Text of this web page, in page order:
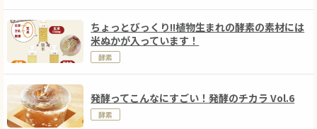
ちょっとびっくり!!植物生まれの酵素の素材には
米ぬかが入っています！
酵素
発酵ってこんなにすごい！発酵のチカラ Vol.6
酵素